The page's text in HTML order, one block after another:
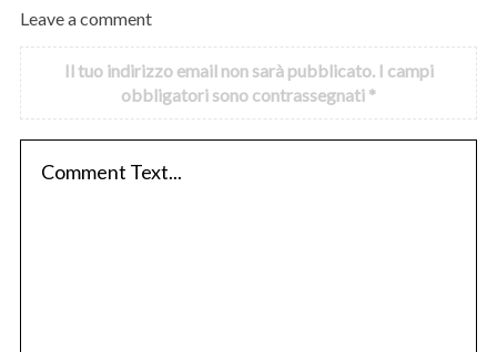
Leave a comment
Il tuo indirizzo email non sarà pubblicato. I campi
obbligatori sono contrassegnati *